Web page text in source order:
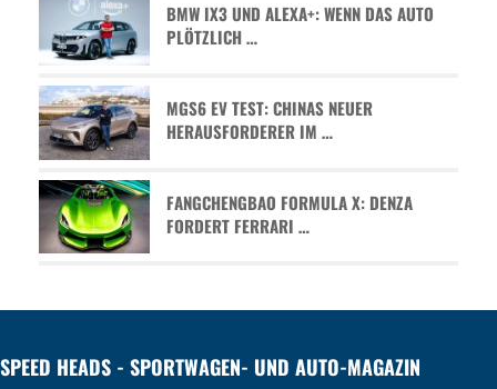
BMW IX3 UND ALEXA+: WENN DAS AUTO
PLÖTZLICH …
MGS6 EV TEST: CHINAS NEUER
HERAUSFORDERER IM …
FANGCHENGBAO FORMULA X: DENZA
FORDERT FERRARI …
SPEED HEADS - SPORTWAGEN- UND AUTO-MAGAZIN